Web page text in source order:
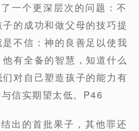
一个更深层次的问题：不
的成功和做父母的技巧提
不信：神的良善足以使我
有全备的智慧，知道什么
对自己塑造孩子的能力有
信实期望太低。P46
出的首批果子，其他罪还